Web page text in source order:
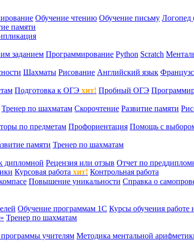
Обучение чтению Обучение письму Логопед
памяти
заданием Программирование Python Scratch
Шахматы Рисование Английский язык
Подготовка к ОГЭ хит! Пробный ОГЭ
Тренер по шахматам Скорочтение Развитие памяти
по предметам Профориентация Помощь с
памяти Тренер по шахматам
дипломной Рецензия или отзыв Отчет по
Курсовая работа хит! Контрольная работа
Повышение уникальности Справка о
Обучение программам 1С Курсы обучения работе
Тренер по шахматам
учителям Методика ментальной